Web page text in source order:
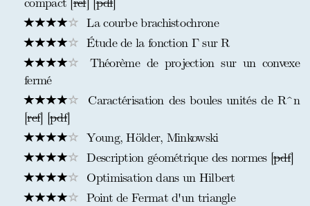
La courbe brachistochrone
Étude de la fonction Γ sur R
Théorème de projection sur un convexe
fermé
Caractérisation des boules unités de R^n
[ref] [pdf]
Young, Hölder, Minkowski
Description géométrique des normes [pdf]
Optimisation dans un Hilbert
Point de Fermat d'un triangle